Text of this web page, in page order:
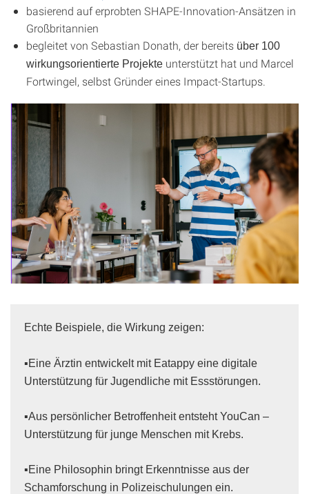
basierend auf erprobten SHAPE-Innovation-Ansätzen in
Großbritannien
begleitet von Sebastian Donath, der bereits über 100
wirkungsorientierte Projekte unterstützt hat und Marcel
Fortwingel, selbst Gründer eines Impact-Startups.
Echte Beispiele, die Wirkung zeigen:
▪️Eine Ärztin entwickelt mit Eatappy eine digitale
Unterstützung für Jugendliche mit Essstörungen.
▪️Aus persönlicher Betroffenheit entstehtYouCan –
Unterstützung für junge Menschen mit Krebs.
▪️Eine Philosophin bringt Erkenntnisse aus der
Schamforschung in Polizeischulungen ein.